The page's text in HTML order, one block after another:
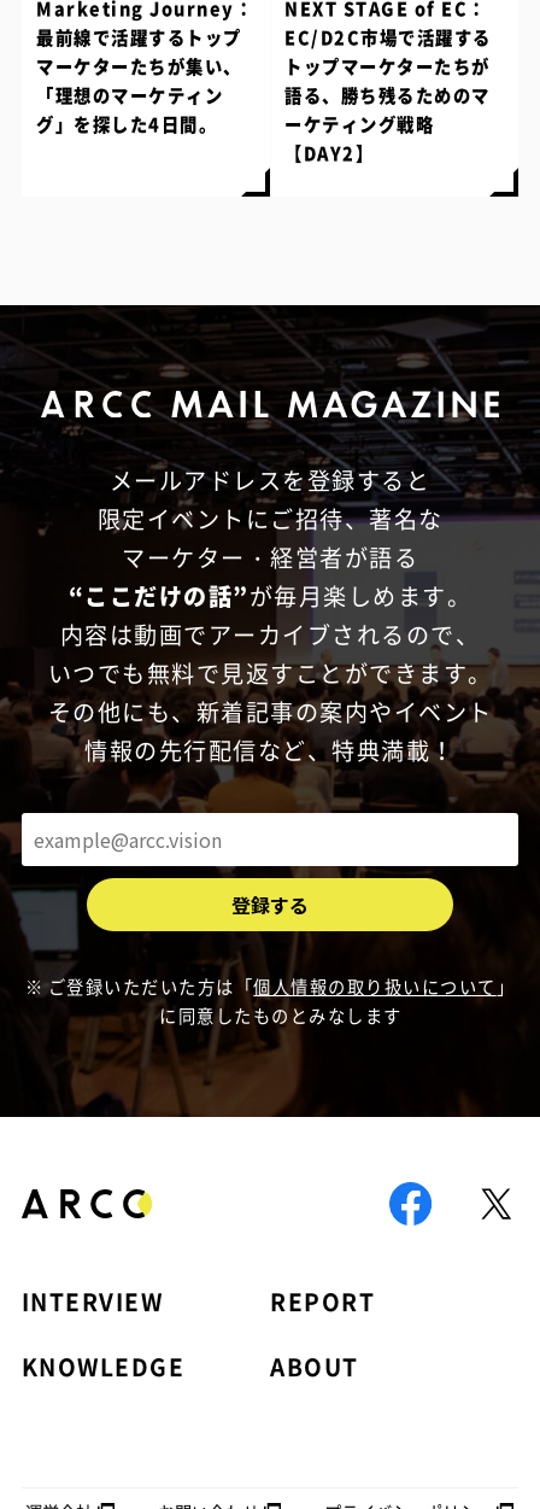
Marketing Journey：
最前線で活躍するトップ
マーケターたちが集い、
「理想のマーケティン
グ」を探した4日間。
NEXT STAGE of EC：
EC/D2C市場で活躍する
トップマーケターたちが
語る、勝ち残るためのマ
ーケティング戦略
【DAY2】
メールアドレスを登録すると
限定イベントにご招待、著名な
マーケター・経営者が語る
“ここだけの話”が毎月楽しめます。
内容は動画でアーカイブされるので、
いつでも無料で見返すことができます。
その他にも、新着記事の案内やイベント
情報の先行配信など、特典満載！
ご登録いただいた方は「個人情報の取り扱いについて」
に同意したものとみなします
INTERVIEW
REPORT
KNOWLEDGE
ABOUT